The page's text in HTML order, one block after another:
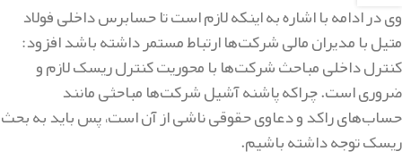
وی در ادامه با اشاره به اینکه لازم است تا حسابرس داخلی فولاد
متیل با مدیران مالی شرکت‌ها ارتباط مستمر داشته باشد افزود:
کنترل داخلی مباحث شرکت‌ها با محوریت کنترل ریسک لازم و
ضروری است. چراکه پاشنه آشیل شرکت‌ها مباحثی مانند
حساب‌های راکد و دعاوی حقوقی ناشی از آن است، پس باید به بحث
ریسک توجه داشته باشیم.